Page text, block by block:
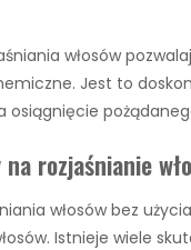
włosów
Jest to
rozjaśnianie
włosów bez
Istnieje wiele